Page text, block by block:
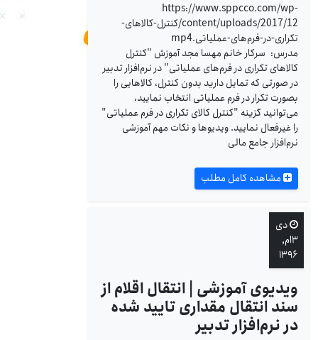
https://www.sppcco.com/wp-
content/uploads/2017/12/کنترل-کالاهای-
تکراری-در-فرم‌های-عملیاتی.mp4
مدرس: سرکار خانم مهسا مجد آموزش "کنترل
کالاهای تکراری در فرم‌های عملیاتی" در نرم‌افزار تدبیر
در صورتی که تمایل دارید بدون کنترل، کالاهایی را
بصورت تکرار در فرم عملیاتی انتخاب نمایید،
می‌توانید گزینه "کنترل کالای تکراری در فرم عملیاتی"
را غیرفعال نمایید. ویدیوها و نکات مهم آموزشی
نرم‌افزار جامع مالی
مشاهده کامل مطلب
دی
۳ام,
۱۳۹۶
ویدیوی آموزشی | انتقال اقلام از
سند انتقال مقداری تایید شده
در نرم‌افزار تدبیر